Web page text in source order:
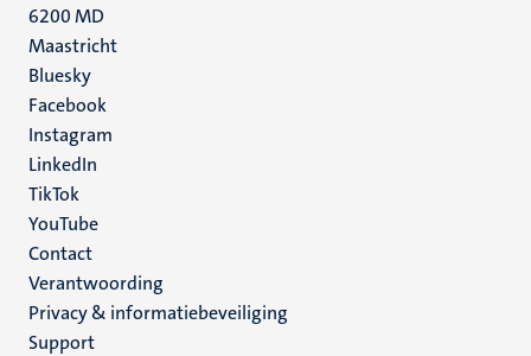
6200 MD
Maastricht
Social
media
Bluesky
Facebook
Instagram
LinkedIn
TikTok
YouTube
Menu
footer
(NL)
Contact
Verantwoording
Privacy & informatiebeveiliging
Support